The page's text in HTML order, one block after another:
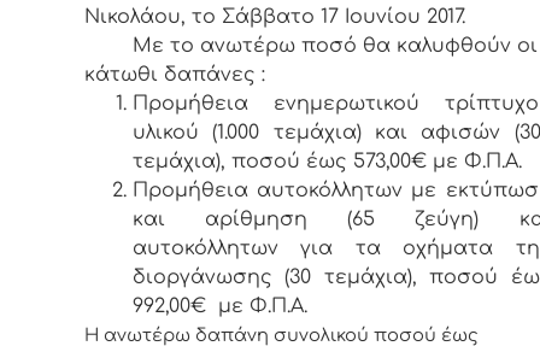
Νικολάου, το Σάββατο 17 Ιουνίου 2017.
Με το ανωτέρω ποσό θα καλυφθούν οι
κάτωθι δαπάνες :
Προμήθεια ενημερωτικού
υλικού (1.000 τεμάχια) και αφισών
τεμάχια), ποσού έως 573,00€ με Φ.Π.Α.
Προμήθεια αυτοκόλλητων με
και αρίθμηση (65 ζεύγη)
αυτοκόλλητων για τα οχήματα
διοργάνωσης (30 τεμάχια), ποσού
992,00€ με Φ.Π.Α.
Η ανωτέρω δαπάνη συνολικού ποσού έως